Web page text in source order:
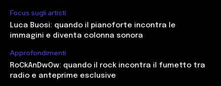
Focus sugli artisti
Luca Buosi: quando il pianoforte incontra le
immagini e diventa colonna sonora
Approfondimenti
RoCkAnDwOw: quando il rock incontra il fumetto tra
radio e anteprime esclusive